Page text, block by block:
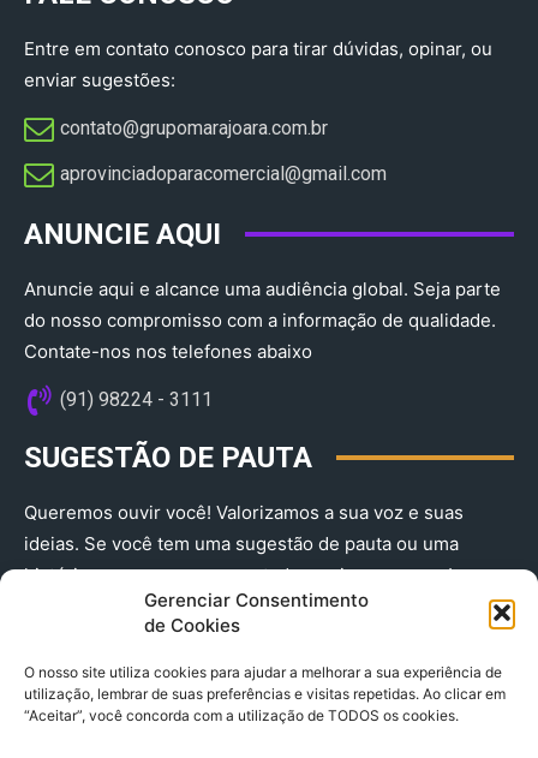
Gerenciar Consentimento
de Cookies
O nosso site utiliza cookies para ajudar a melhorar a sua experiência de
utilização, lembrar de suas preferências e visitas repetidas. Ao clicar em
“Aceitar”, você concorda com a utilização de TODOS os cookies.
Entre em contato conosco para tirar dúvidas, opinar, ou
enviar sugestões:
contato@grupomarajoara.com.br
aprovinciadoparacomercial@gmail.com​
ANUNCIE AQUI
Anuncie aqui e alcance uma audiência global. Seja parte
do nosso compromisso com a informação de qualidade.
Contate-nos nos telefones abaixo
(91) 98224 - 3111
SUGESTÃO DE PAUTA
Queremos ouvir você! Valorizamos a sua voz e suas
ideias. Se você tem uma sugestão de pauta ou uma
história que merece ser contada, envie-nos agora!
(91) 98224 - 3111